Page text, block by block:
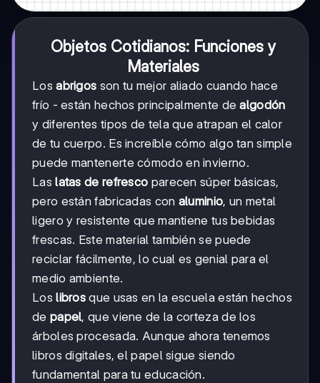
Objetos Cotidianos: Funciones y
Materiales
Losabrigos son tu mejor aliado cuando hace
frío - están hechos principalmente dealgodón
y diferentes tipos de tela que atrapan el calor
de tu cuerpo. Es increíble cómo algo tan simple
puede mantenerte cómodo en invierno.
Laslatas de refresco parecen súper básicas,
pero están fabricadas con aluminio, un metal
ligero y resistente que mantiene tus bebidas
frescas. Este material también se puede
reciclar fácilmente, lo cual es genial para el
medio ambiente.
Loslibros que usas en la escuela están hechos
de papel, que viene de la corteza de los
árboles procesada. Aunque ahora tenemos
libros digitales, el papel sigue siendo
fundamental para tu educación.